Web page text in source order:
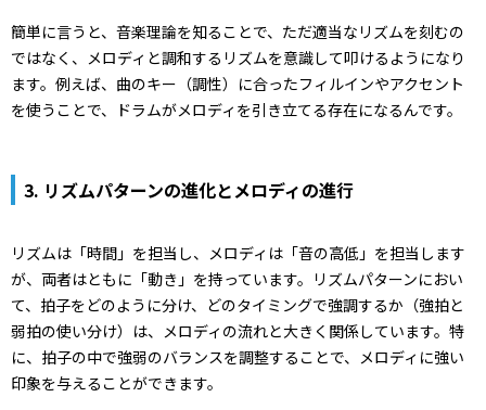
簡単に言うと、音楽理論を知ることで、ただ適当なリズムを刻むの
ではなく、メロディと調和するリズムを意識して叩けるようになり
ます。例えば、曲のキー（調性）に合ったフィルインやアクセント
を使うことで、ドラムがメロディを引き立てる存在になるんです。
3. リズムパターンの進化とメロディの進行
リズムは「時間」を担当し、メロディは「音の高低」を担当します
が、両者はともに「動き」を持っています。リズムパターンにおい
て、拍子をどのように分け、どのタイミングで強調するか（強拍と
弱拍の使い分け）は、メロディの流れと大きく関係しています。特
に、拍子の中で強弱のバランスを調整することで、メロディに強い
印象を与えることができます。